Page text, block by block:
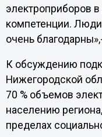
электроприборов
компетенции.
очень
К обсуждению
Нижегородской
70 % объемов
населению
пределах